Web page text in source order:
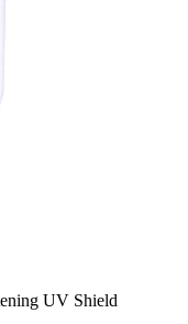
UV Shield